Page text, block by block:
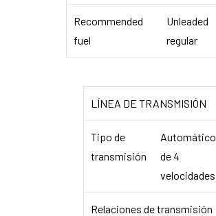
Recommended
fuel
Unleaded
regular
LÍNEA DE TRANSMISIÓN
Tipo de
transmisión
Automático
de 4
velocidades.
Relaciones de transmisión